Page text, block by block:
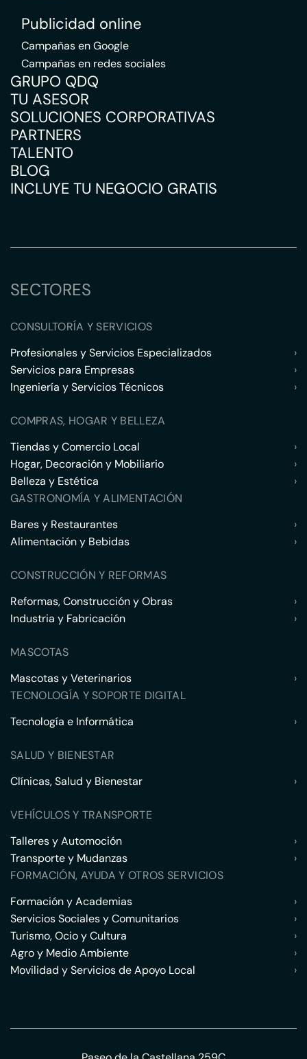
Publicidad online
Campañas en Google
Campañas en redes sociales
GRUPO QDQ
TU ASESOR
SOLUCIONES CORPORATIVAS
PARTNERS
TALENTO
BLOG
INCLUYE TU NEGOCIO GRATIS
SECTORES
CONSULTORÍA Y SERVICIOS
Profesionales y Servicios Especializados
›
Servicios para Empresas
›
Ingeniería y Servicios Técnicos
›
COMPRAS, HOGAR Y BELLEZA
Tiendas y Comercio Local
›
Hogar, Decoración y Mobiliario
›
Belleza y Estética
›
GASTRONOMÍA Y ALIMENTACIÓN
Bares y Restaurantes
›
Alimentación y Bebidas
›
CONSTRUCCIÓN Y REFORMAS
Reformas, Construcción y Obras
›
Industria y Fabricación
›
MASCOTAS
Mascotas y Veterinarios
›
TECNOLOGÍA Y SOPORTE DIGITAL
Tecnología e Informática
›
SALUD Y BIENESTAR
Clínicas, Salud y Bienestar
›
VEHÍCULOS Y TRANSPORTE
Talleres y Automoción
›
Transporte y Mudanzas
›
FORMACIÓN, AYUDA Y OTROS SERVICIOS
Formación y Academias
›
Servicios Sociales y Comunitarios
›
Turismo, Ocio y Cultura
›
Agro y Medio Ambiente
›
Movilidad y Servicios de Apoyo Local
›